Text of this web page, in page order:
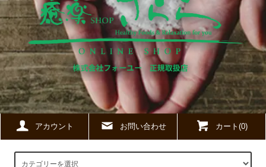
アカウント お問い合わせ カート(0)